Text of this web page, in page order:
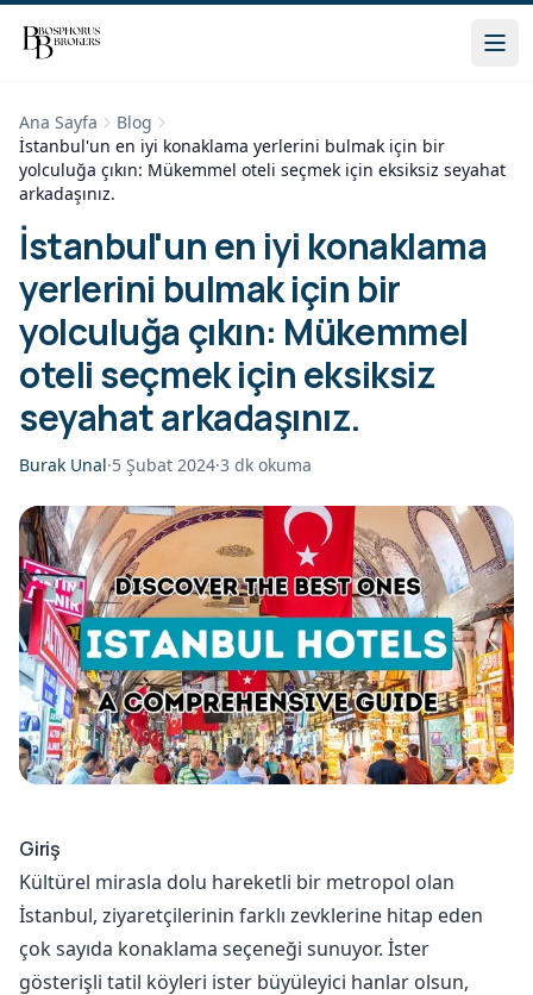
Ana Sayfa
Blog
İstanbul'un en iyi konaklama yerlerini bulmak için bir
yolculuğa çıkın: Mükemmel oteli seçmek için eksiksiz seyahat
arkadaşınız.
İstanbul'un en iyi konaklama
yerlerini bulmak için bir
yolculuğa çıkın: Mükemmel
oteli seçmek için eksiksiz
seyahat arkadaşınız.
Burak Unal·5 Şubat 2024·3 dk okuma
Giriş
Kültürel mirasla dolu hareketli bir metropol olan
İstanbul, ziyaretçilerinin farklı zevklerine hitap eden
çok sayıda konaklama seçeneği sunuyor. İster
gösterişli tatil köyleri ister büyüleyici hanlar olsun,